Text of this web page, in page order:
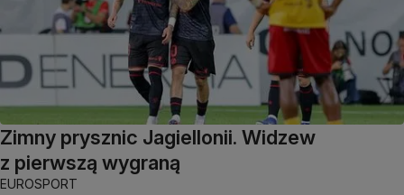
Zimny prysznic Jagiellonii. Widzew
z pierwszą wygraną
EUROSPORT